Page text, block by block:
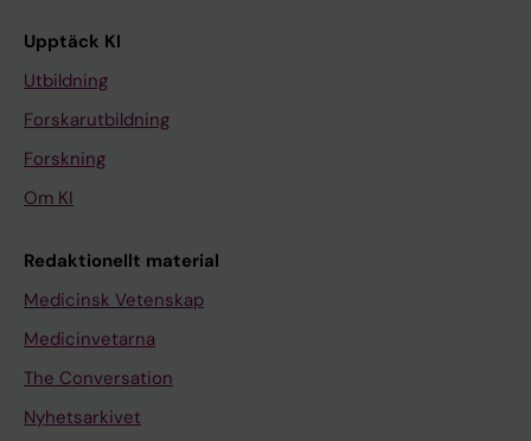
Upptäck KI
Utbildning
Forskarutbildning
Forskning
Om KI
Redaktionellt material
Medicinsk Vetenskap
Medicinvetarna
The Conversation
Nyhetsarkivet